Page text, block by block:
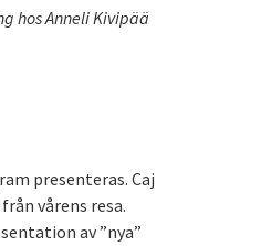
hos Anneli Kivipää
presenteras. Caj
vårens resa.
av ”nya”